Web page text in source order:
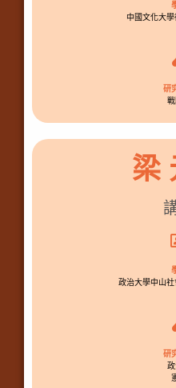
中國文化大
研
梁
政治大學中山
研